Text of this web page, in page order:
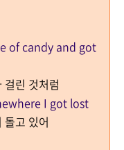
of candy and got
걸린 것처럼
I got lost
돌고 있어